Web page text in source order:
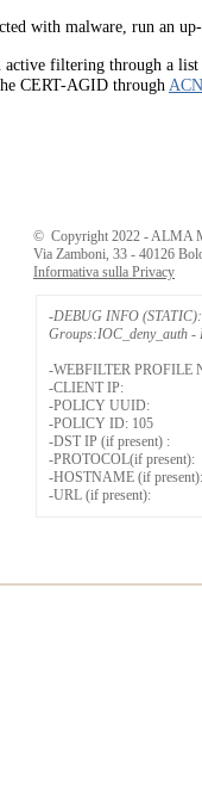
with malware, run an
filtering through a
CERT-AGID through
© Copyright 2022 - ALMA
Via Zamboni, 33 - 40126
Informativa sulla Privacy
-DEBUG INFO (STATIC):
Groups:IOC_deny_auth -
-WEBFILTER PROFILE
-CLIENT IP:
-POLICY UUID:
-POLICY ID: 105
-DST IP (if present) :
-PROTOCOL(if present):
-HOSTNAME (if present):
-URL (if present):